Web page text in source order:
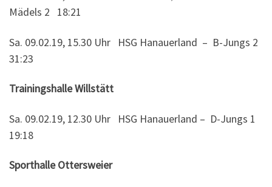
Mädels 2 18:21
Sa. 09.02.19, 15.30 Uhr HSG Hanauerland – B-Jungs 2
31:23
Trainingshalle Willstätt
Sa. 09.02.19, 12.30 Uhr HSG Hanauerland – D-Jungs 1
19:18
Sporthalle Ottersweier